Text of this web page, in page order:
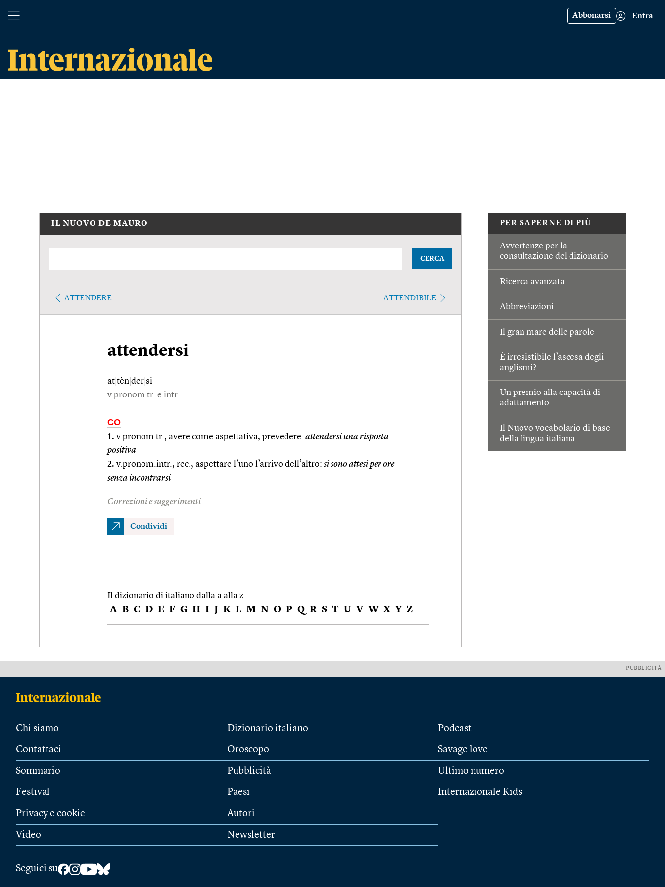
Abbonarsi Entra
PER SAPERNE DI PIÙ
Avvertenze per la
consultazione del dizionario
Ricerca avanzata
Abbreviazioni
Il gran mare delle parole
È irresistibile l’ascesa degli
anglismi?
Un premio alla capacità di
adattamento
Il Nuovo vocabolario di base
della lingua italiana
IL NUOVO DE MAURO
CERCA
ATTENDERE ATTENDIBILE
attendersi
at tèn der si
v.pronom.tr. e intr.
CO
1. v.pronom.tr., avere come aspettativa, prevedere: attendersi una risposta
positiva
2. v.pronom.intr., rec., aspettare l’uno l’arrivo dell’altro: si sono attesi per ore
senza incontrarsi
Correzioni e suggerimenti
Condividi
Il dizionario di italiano dalla a alla z
A B C D E F G H I J K L M N O P Q R S T U V W X Y Z
PUBBLICITÀ
Chi siamo
Contattaci
Sommario
Festival
Privacy e cookie
Video
Dizionario italiano
Oroscopo
Pubblicità
Paesi
Autori
Newsletter
Podcast
Savage love
Ultimo numero
Internazionale Kids
Seguici su